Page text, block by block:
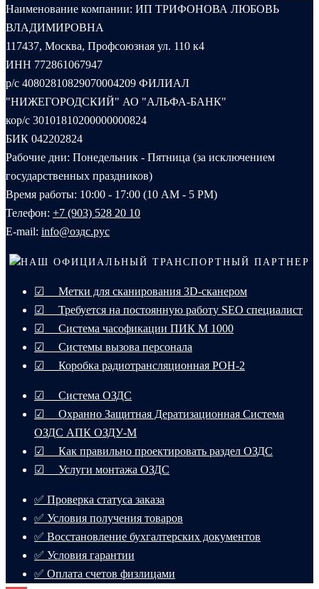
Наименование компании: ИП ТРИФОНОВА ЛЮБОВЬ
ВЛАДИМИРОВНА
117437, Москва, Профсоюзная ул. 110 к4
ИНН 772861067947
р/с 40802810829070004209 ФИЛИАЛ
"НИЖЕГОРОДСКИЙ" АО "АЛЬФА-БАНК"
кор/с 30101810200000000824
БИК 042202824
Рабочие дни: Понедельник - Пятница (за исключением
государственных праздников)
Время работы: 10:00 - 17:00 (10 AM - 5 PM)
Телефон: +7 (903) 528 20 10‬
E-mail: info@оздс.рус
НАШ ОФИЦИАЛЬНЫЙ ТРАНСПОРТНЫЙ ПАРТНЕР
☑ Метки для сканирования 3D-сканером
☑ Требуется на постоянную работу SEO специалист
☑ Система часофикации ПИК М 1000
☑ Системы вызова персонала
☑ Коробка радиотрансляционная РОН-2
☑ Система ОЗДС
☑ Охранно Защитная Дератизационная Система
ОЗДС АПК ОЗДУ-М
☑ Как правильно проектировать раздел ОЗДС
☑ Услуги монтажа ОЗДС
✅ Проверка статуса заказа
✅ Условия получения товаров
✅ Восстановление бухгалтерских документов
✅ Условия гарантии
✅ Оплата счетов физлицами